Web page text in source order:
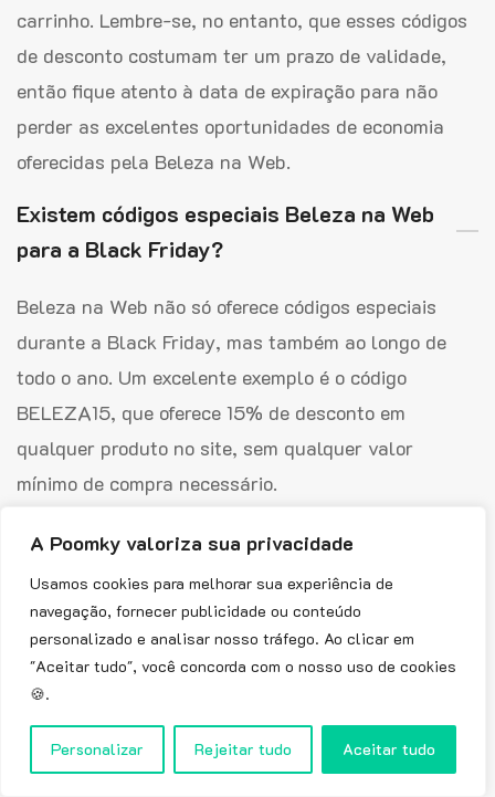
A Poomky valoriza sua privacidade
Usamos cookies para melhorar sua experiência de
navegação, fornecer publicidade ou conteúdo
personalizado e analisar nosso tráfego. Ao clicar em
"Aceitar tudo", você concorda com o nosso uso de cookies
🍪.
Personalizar Rejeitar tudo Aceitar tudo
carrinho. Lembre-se, no entanto, que esses códigos
de desconto costumam ter um prazo de validade,
então fique atento à data de expiração para não
perder as excelentes oportunidades de economia
oferecidas pela Beleza na Web.
Existem códigos especiais Beleza na Web
para a Black Friday?
Beleza na Web não só oferece códigos especiais
durante a Black Friday, mas também ao longo de
todo o ano. Um excelente exemplo é o código
BELEZA15, que oferece 15% de desconto em
qualquer produto no site, sem qualquer valor
mínimo de compra necessário.
Este código promocional é válido até 31 de dezembro
de 2024. Independentemente da hora do ano, essa
é uma ótima maneira de economizar em favoritos de
beleza como Shampoo Wella Professionals Invigo
Nutri-Enrich, Perfume Masculino Diesel Only the
Serie Expert Inforcer e muitos outros.